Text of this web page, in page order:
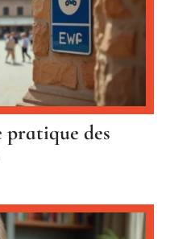
pratique des